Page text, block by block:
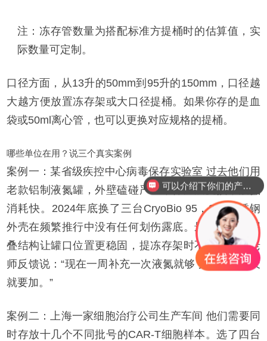
注：冻存管数量为搭配标准方提桶时的估算值，实
际数量可定制。
口径方面，从13升的50mm到95升的150mm，口径越
大越方便放置冻存架或大口径提桶。如果你存的是血
袋或50ml离心管，也可以更换对应规格的提桶。
哪些单位在用？说三个真实案例
案例一：某省级疾控中心病毒保存实验室 过去他们用
老款铝制液氮罐，外壁磕碰严重，保温层受损，液氮
消耗快。2024年底换了三台CryoBio 95，304不锈钢
外壳在频繁推行中没有任何划伤露底。最主要的是层
叠结构让罐口位置更稳固，提冻存架时不会晃动。老
师反馈说：“现在一周补充一次液氮就够了，以前四天
就要加。”
案例二：上海一家细胞治疗公司生产车间 他们需要同
时存放十几个不同批号的CAR-T细胞样本。选了四台
可以介绍下你们的产品么？